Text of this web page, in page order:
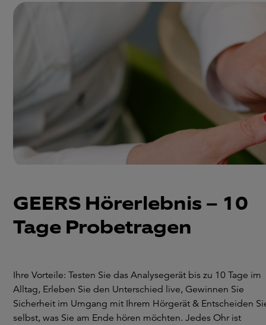
GEERS Hörerlebnis – 10
Tage Probetragen
Ihre Vorteile: Testen Sie das Analysegerät bis zu 10 Tage im
Alltag, Erleben Sie den Unterschied live, Gewinnen Sie
Sicherheit im Umgang mit Ihrem Hörgerät & Entscheiden
selbst, was Sie am Ende hören möchten. Jedes Ohr ist